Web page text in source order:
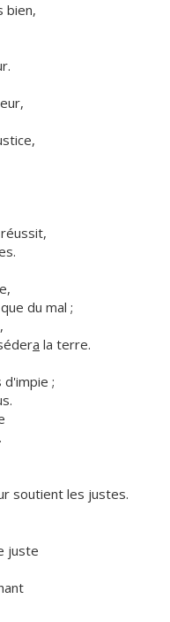
bien,
du mal ;
a la terre.
d'impie ;
soutient les justes.
juste